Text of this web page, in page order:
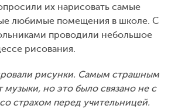
их нарисовать самые
любимые помещения в школе. С
проводили небольшое
рисования.
рисунки. Самым страшным
музыки, но это было связано не с
страхом перед учительницей.